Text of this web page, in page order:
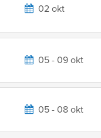
02 okt
05 - 09 okt
05 - 08 okt